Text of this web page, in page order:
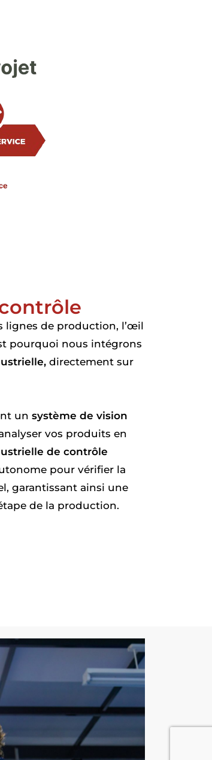
lignes de production, l’œil
pourquoi nous intégrons
directement sur
un système de vision
vos produits en
de contrôle
pour vérifier la
garantissant ainsi une
de la production.